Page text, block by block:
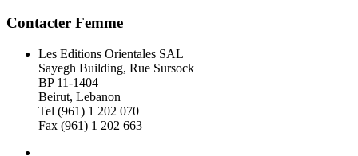
Contacter Femme
Les Editions Orientales SAL
Sayegh Building, Rue Sursock
BP 11-1404
Beirut, Lebanon
Tel (961) 1 202 070
Fax (961) 1 202 663